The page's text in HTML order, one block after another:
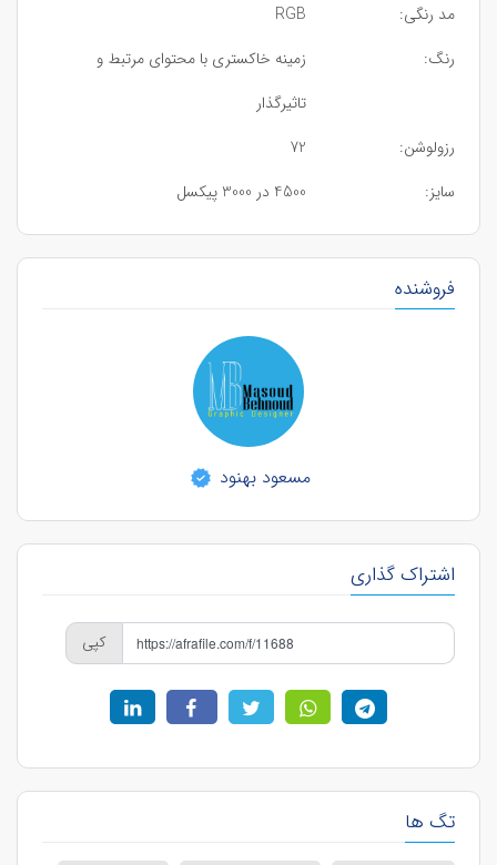
مد رنگی:
RGB
رنگ:
زمینه خاکستری با محتوای مرتبط و
تاثیرگذار
رزولوشن:
72
سایز:
4500 در 3000 پیکسل
فروشنده
مسعود بهنود
اشتراک گذاری
کپی
تگ ها